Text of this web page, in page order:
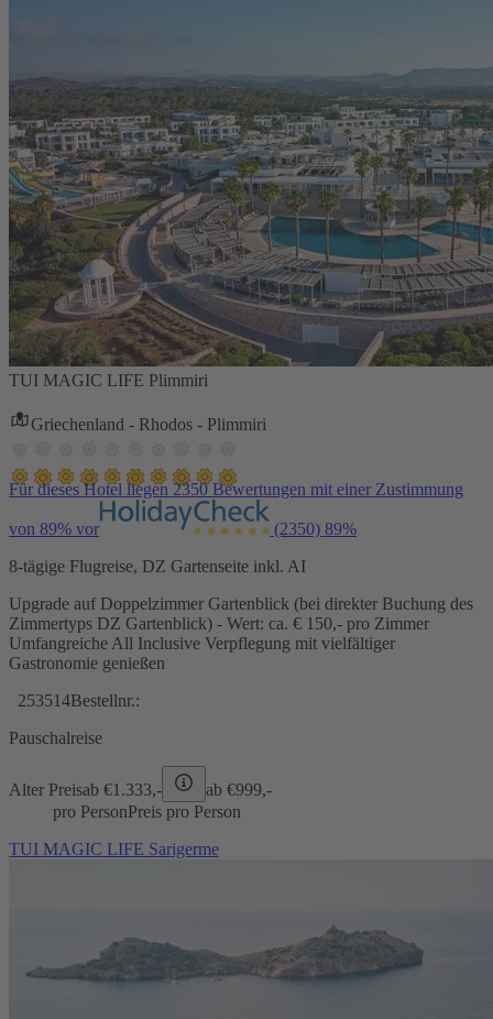
TUI MAGIC LIFE Plimmiri
Griechenland - Rhodos - Plimmiri
Für dieses Hotel liegen 2350 Bewertungen mit einer Zustimmung
von 89% vor (2350) 89%
8-tägige Flugreise, DZ Gartenseite inkl. AI
Upgrade auf Doppelzimmer Gartenblick (bei direkter Buchung des
Zimmertyps DZ Gartenblick) - Wert: ca. € 150,- pro Zimmer
Umfangreiche All Inclusive Verpflegung mit vielfältiger
Gastronomie genießen
253514Bestellnr.:
Pauschalreise
Alter Preisab €1.333,- ab €999,-
pro PersonPreis pro Person
TUI MAGIC LIFE Sarigerme